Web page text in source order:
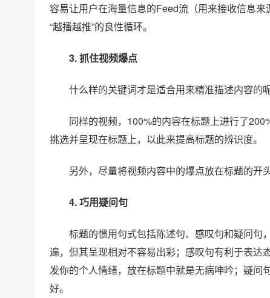
容易让用户在海量信息的Feed流（用来接收信息
“越播越推”的良性循环。
3. 抓住视频爆点
什么样的关键词才是适合用来精准描述内容的
同样的视频，100%的内容在标题上进行了
挑选并呈现在标题上，以此来提高标题的辨识度。
另外，尽量将视频内容中的爆点放在标题的开
4. 巧用疑问句
标题的惯用句式包括陈述句、感叹句和疑问句
遍，但其呈现相对不容易出彩；感叹句有利于表达
发你的个人情绪，放在标题中就是无病呻吟；疑问
好。